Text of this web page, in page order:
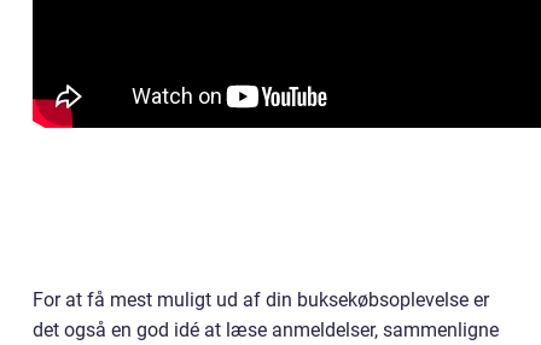
For at få mest muligt ud af din buksekøbsoplevelse er
det også en god idé at læse anmeldelser, sammenligne